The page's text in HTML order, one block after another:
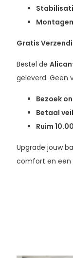
Gratis
Bestel de
geleverd. Geen
Bezoek
Betaal
Ruim
Upgrade jouw
comfort en een